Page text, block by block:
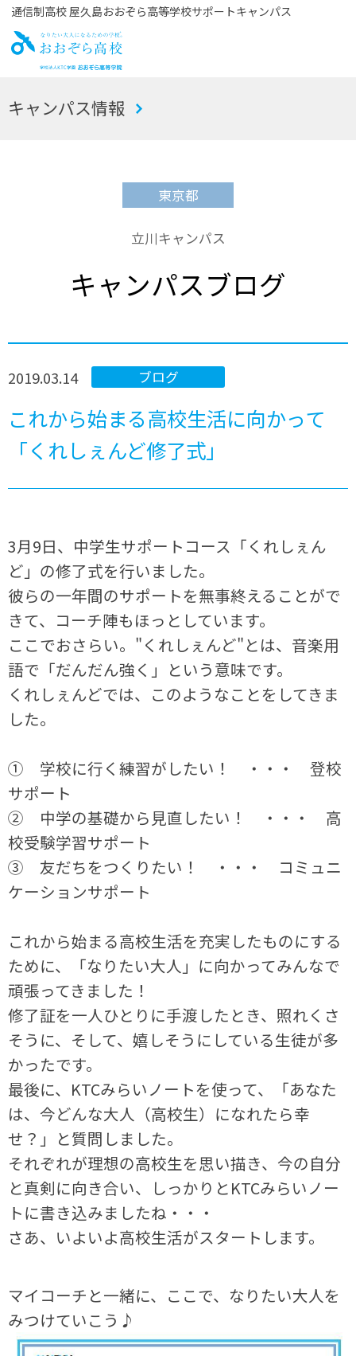
通信制高校 屋久島おおぞら高等学校サポートキャンパス
お
キャンパス情報
東京都
立川キャンパス
キャンパスブログ
ブログ
2019.03.14
これから始まる高校生活に向かって
「くれしぇんど修了式」
3月9日、中学生サポートコース「くれしぇん
ど」の修了式を行いました。
彼らの一年間のサポートを無事終えることがで
きて、コーチ陣もほっとしています。
ここでおさらい。"くれしぇんど"とは、音楽用
語で「だんだん強く」という意味です。
くれしぇんどでは、このようなことをしてきま
した。
① 学校に行く練習がしたい！ ・・・ 登校
サポート
② 中学の基礎から見直したい！ ・・・ 高
校受験学習サポート
③ 友だちをつくりたい！ ・・・ コミュニ
ケーションサポート
これから始まる高校生活を充実したものにする
ために、「なりたい大人」に向かってみんなで
頑張ってきました！
修了証を一人ひとりに手渡したとき、照れくさ
そうに、そして、嬉しそうにしている生徒が多
かったです。
最後に、KTCみらいノートを使って、「あなた
は、今どんな大人（高校生）になれたら幸
せ？」と質問しました。
それぞれが理想の高校生を思い描き、今の自分
と真剣に向き合い、しっかりとKTCみらいノー
トに書き込みましたね・・・
さあ、いよいよ高校生活がスタートします。
マイコーチと一緒に、ここで、なりたい大人を
みつけていこう♪